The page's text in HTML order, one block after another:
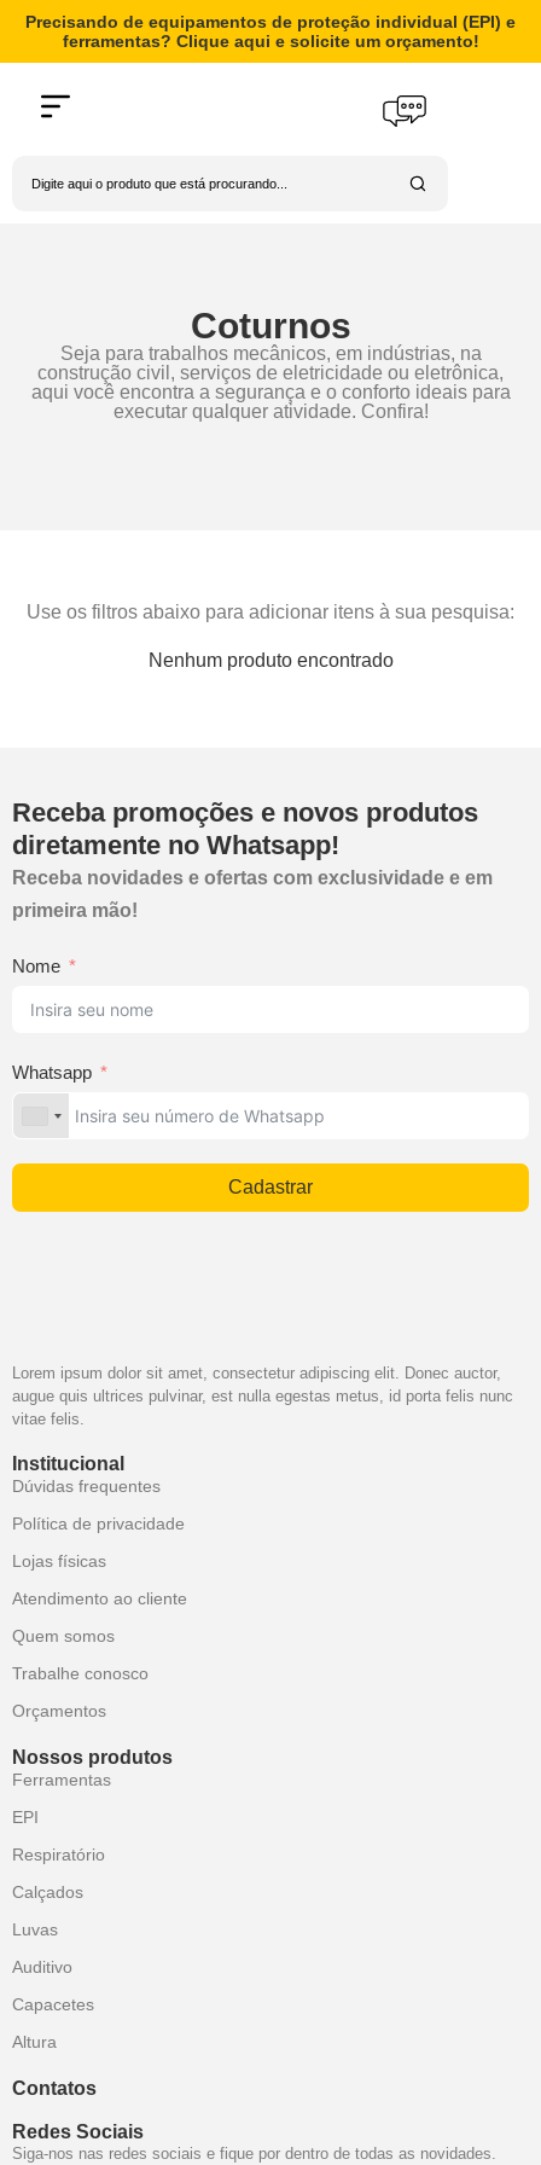
Precisando de equipamentos de proteção individual (EPI) e
ferramentas? Clique aqui e solicite um orçamento!
Coturnos
Seja para trabalhos mecânicos, em indústrias, na
construção civil, serviços de eletricidade ou eletrônica,
aqui você encontra a segurança e o conforto ideais para
executar qualquer atividade. Confira!
Use os filtros abaixo para adicionar itens à sua pesquisa:
Nenhum produto encontrado
Receba promoções e novos produtos
diretamente no Whatsapp!
Receba novidades e ofertas com exclusividade e em
primeira mão!
Nome
Whatsapp
Cadastrar
Lorem ipsum dolor sit amet, consectetur adipiscing elit. Donec auctor,
augue quis ultrices pulvinar, est nulla egestas metus, id porta felis nunc
vitae felis.
Institucional
Dúvidas frequentes
Política de privacidade
Lojas físicas
Atendimento ao cliente
Quem somos
Trabalhe conosco
Orçamentos
Nossos produtos
Ferramentas
EPI
Respiratório
Calçados
Luvas
Auditivo
Capacetes
Altura
Contatos
Redes Sociais
Siga-nos nas redes sociais e fique por dentro de todas as novidades.